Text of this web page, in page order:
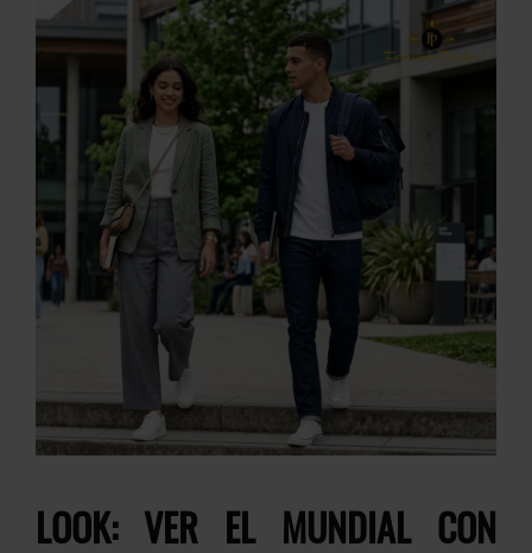
LOOK: VER EL MUNDIAL CON